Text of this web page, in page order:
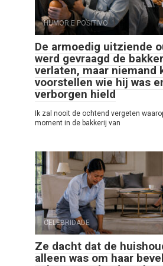
HUMOR E POSITIVO
De armoedig uitziende
werd gevraagd de
verlaten, maar niemand
voorstellen wie hij was
verborgen hield
Ik zal nooit de ochtend vergeten
moment in de bakkerij van
CELEBRIDADE
Ze dacht dat de
alleen was om haar